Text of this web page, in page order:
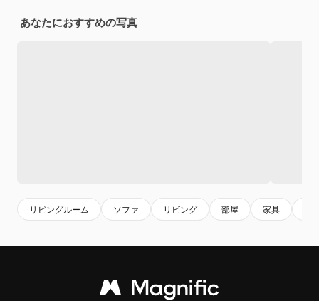
あなたにおすすめの写真
リビングルーム ソファ リビング 部屋 家具